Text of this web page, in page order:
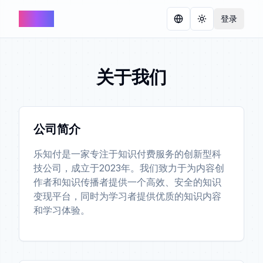
切换语言切换主题
登录
关于我们
公司简介
乐知付是一家专注于知识付费服务的创新型科
技公司，成立于2023年。我们致力于为内容创
作者和知识传播者提供一个高效、安全的知识
变现平台，同时为学习者提供优质的知识内容
和学习体验。